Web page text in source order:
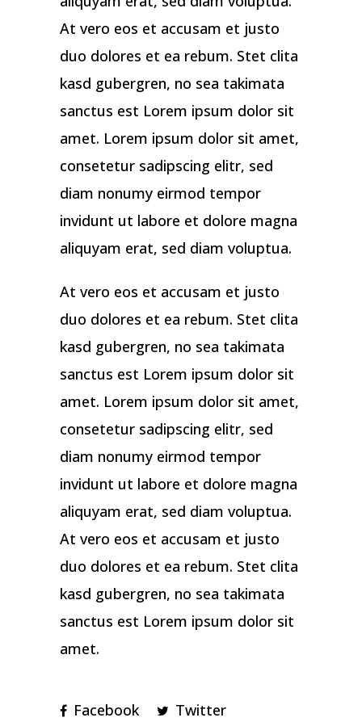
At vero eos et accusam et justo
duo dolores et ea rebum. Stet clita
kasd gubergren, no sea takimata
sanctus est Lorem ipsum dolor sit
amet. Lorem ipsum dolor sit amet,
consetetur sadipscing elitr, sed
diam nonumy eirmod tempor
invidunt ut labore et dolore magna
aliquyam erat, sed diam voluptua.
At vero eos et accusam et justo
duo dolores et ea rebum. Stet clita
kasd gubergren, no sea takimata
sanctus est Lorem ipsum dolor sit
amet. Lorem ipsum dolor sit amet,
consetetur sadipscing elitr, sed
diam nonumy eirmod tempor
invidunt ut labore et dolore magna
aliquyam erat, sed diam voluptua.
At vero eos et accusam et justo
duo dolores et ea rebum. Stet clita
kasd gubergren, no sea takimata
sanctus est Lorem ipsum dolor sit
amet.
Facebook
Twitter